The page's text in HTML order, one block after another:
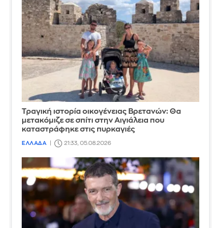
Τραγική ιστορία οικογένειας Βρετανών: Θα
μετακόμιζε σε σπίτι στην Αιγιάλεια που
καταστράφηκε στις πυρκαγιές
ΕΛΛΑΔΑ 21:33, 05.08.2026